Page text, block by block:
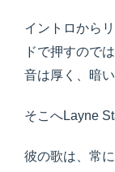
イントロから
ドで押すので
音は厚く、暗
そこへLayne
彼の歌は、常